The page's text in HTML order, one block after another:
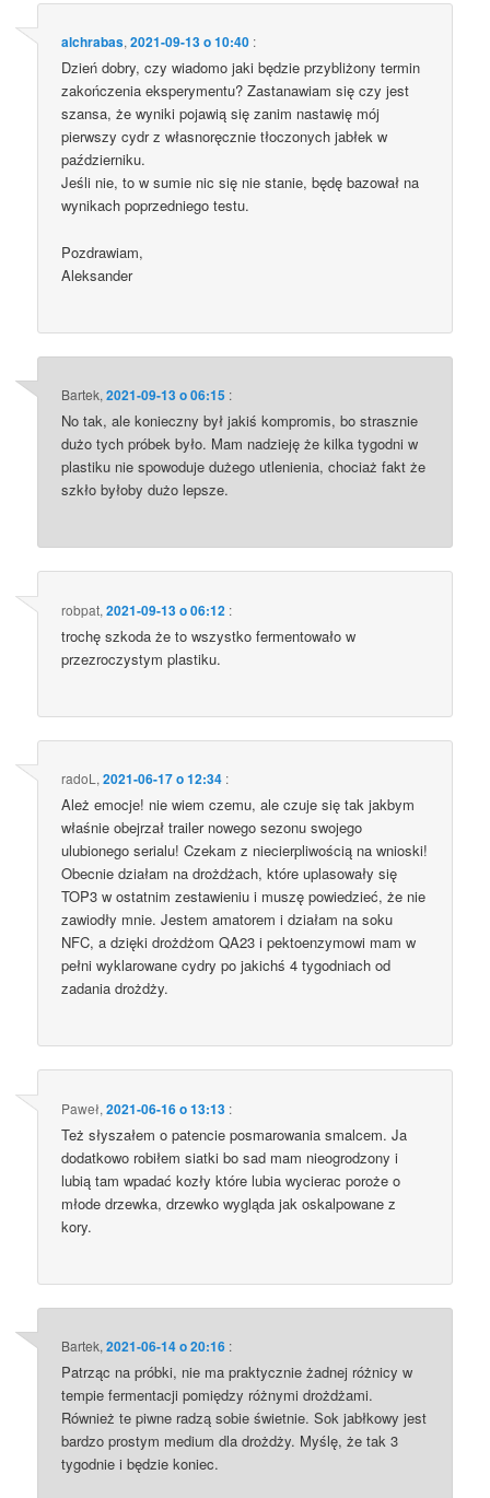
alchrabas,2021-09-13 o 10:40 :
Dzień dobry, czy wiadomo jaki będzie przybliżony termin
zakończenia eksperymentu? Zastanawiam się czy jest
szansa, że wyniki pojawią się zanim nastawię mój
pierwszy cydr z własnoręcznie tłoczonych jabłek w
październiku.
Jeśli nie, to w sumie nic się nie stanie, będę bazował na
wynikach poprzedniego testu.
Pozdrawiam,
Aleksander
Bartek,2021-09-13 o 06:15 :
No tak, ale konieczny był jakiś kompromis, bo strasznie
dużo tych próbek było. Mam nadzieję że kilka tygodni w
plastiku nie spowoduje dużego utlenienia, chociaż fakt że
szkło byłoby dużo lepsze.
robpat,2021-09-13 o 06:12 :
trochę szkoda że to wszystko fermentowało w
przezroczystym plastiku.
radoL ,2021-06-17 o 12:34 :
Ależ emocje! nie wiem czemu, ale czuje się tak jakbym
właśnie obejrzał trailer nowego sezonu swojego
ulubionego serialu! Czekam z niecierpliwością na wnioski!
Obecnie działam na drożdżach, które uplasowały się
TOP3 w ostatnim zestawieniu i muszę powiedzieć, że nie
zawiodły mnie. Jestem amatorem i działam na soku
NFC, a dzięki drożdżom QA23 i pektoenzymowi mam w
pełni wyklarowane cydry po jakichś 4 tygodniach od
zadania drożdży.
Paweł,2021-06-16 o 13:13 :
Też słyszałem o patencie posmarowania smalcem. Ja
dodatkowo robiłem siatki bo sad mam nieogrodzony i
lubią tam wpadać kozły które lubia wycierac poroże o
młode drzewka, drzewko wygląda jak oskalpowane z
kory.
Bartek,2021-06-14 o 20:16 :
Patrząc na próbki, nie ma praktycznie żadnej różnicy w
tempie fermentacji pomiędzy różnymi drożdżami.
Również te piwne radzą sobie świetnie. Sok jabłkowy jest
bardzo prostym medium dla drożdży. Myślę, że tak 3
tygodnie i będzie koniec.